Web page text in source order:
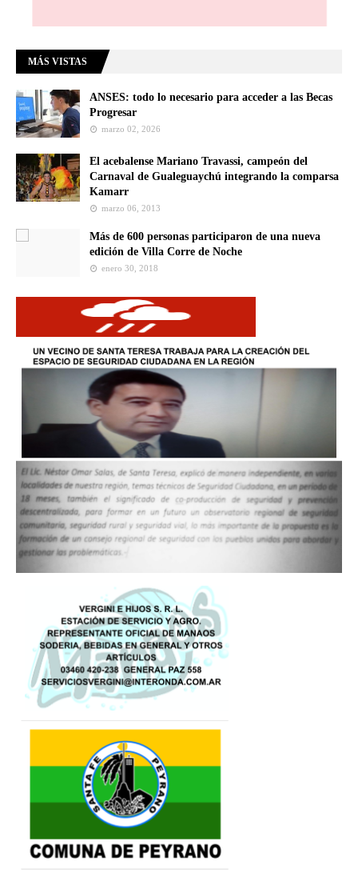
MÁS VISTAS
ANSES: todo lo necesario para acceder a las Becas
Progresar
marzo 02, 2026
El acebalense Mariano Travassi, campeón del
Carnaval de Gualeguaychú integrando la comparsa
Kamarr
marzo 06, 2013
Más de 600 personas participaron de una nueva
edición de Villa Corre de Noche
enero 30, 2018